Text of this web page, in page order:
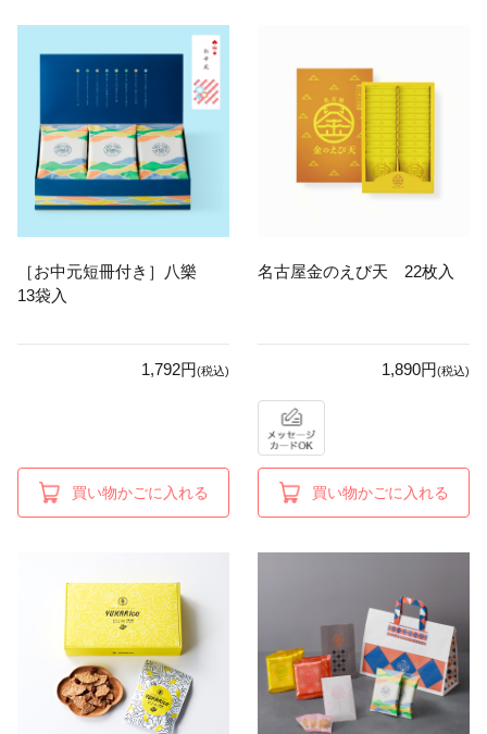
［お中元短冊付き］八樂
13袋入
1,792円(税込)
買い物かごに入れる
名古屋金のえび天 22枚入
1,890円(税込)
買い物かごに入れる